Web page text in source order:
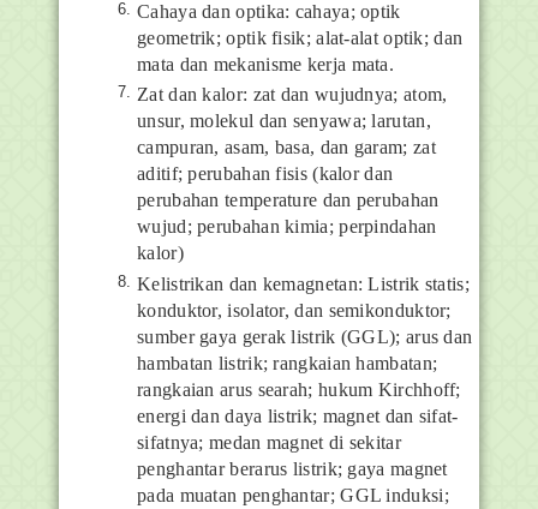
Cahaya dan optika: cahaya; optik
geometrik; optik fisik; alat-alat optik; dan
mata dan mekanisme kerja mata.
Zat dan kalor: zat dan wujudnya; atom,
unsur, molekul dan senyawa; larutan,
campuran, asam, basa, dan garam; zat
aditif; perubahan fisis (kalor dan
perubahan temperature dan perubahan
wujud; perubahan kimia; perpindahan
kalor)
Kelistrikan dan kemagnetan: Listrik statis;
konduktor, isolator, dan semikonduktor;
sumber gaya gerak listrik (GGL); arus dan
hambatan listrik; rangkaian hambatan;
rangkaian arus searah; hukum Kirchhoff;
energi dan daya listrik; magnet dan sifat-
sifatnya; medan magnet di sekitar
penghantar berarus listrik; gaya magnet
pada muatan penghantar; GGL induksi;